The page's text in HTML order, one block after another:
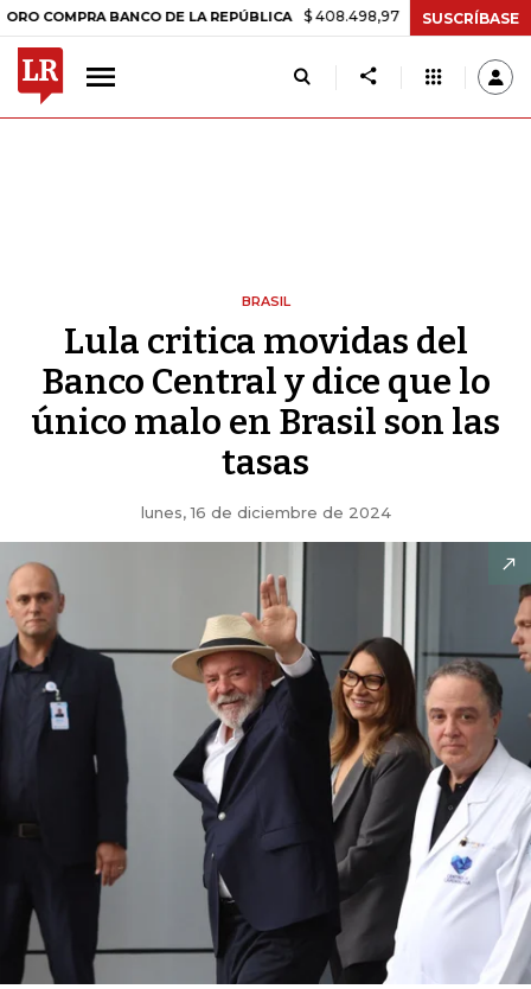
BANCO DE LA REPÚBLICA $ 408.498,97 +$ 8.753,81 +2,19%
SUSCRÍBASE
BRASIL
Lula critica movidas del
Banco Central y dice que lo
único malo en Brasil son las
tasas
lunes, 16 de diciembre de 2024